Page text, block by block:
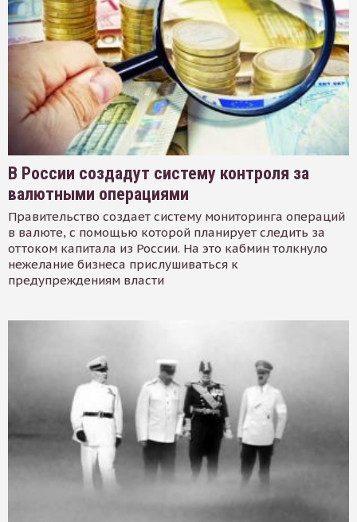
В России создадут систему контроля за
валютными операциями
Правительство создает систему мониторинга операций
в валюте, с помощью которой планирует следить за
оттоком капитала из России. На это кабмин толкнуло
нежелание бизнеса прислушиваться к
предупреждениям власти